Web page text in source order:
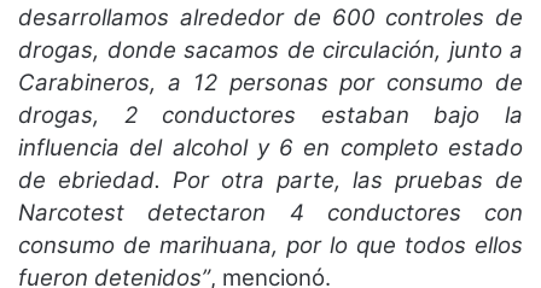
desarrollamos alrededor de 600 controles de
drogas, donde sacamos de circulación, junto a
Carabineros, a 12 personas por consumo de
drogas, 2 conductores estaban bajo la
influencia del alcohol y 6 en completo estado
de ebriedad. Por otra parte, las pruebas de
Narcotest detectaron 4 conductores con
consumo de marihuana, por lo que todos ellos
fueron detenidos”, mencionó.